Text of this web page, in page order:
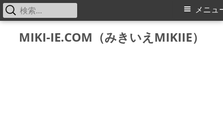
MIKI-IE.COM（みきいえMIKIIE）
メ
メニュ
検
索: